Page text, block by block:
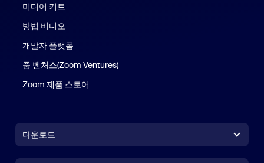
미디어 키트
방법 비디오
개발자 플랫폼
줌 벤처스(Zoom Ventures)
Zoom 제품 스토어
다운로드